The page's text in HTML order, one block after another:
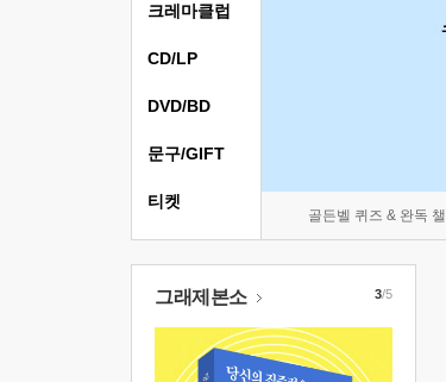
골든벨 퀴즈 & 완독 챌
크레마클럽
CD/LP
DVD/BD
문구/GIFT
티켓
그래제본소 3/5